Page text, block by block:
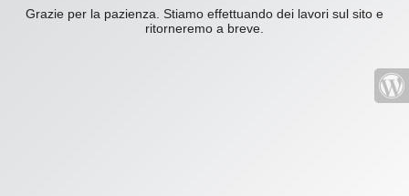
Grazie per la pazienza. Stiamo effettuando dei lavori sul sito e
ritorneremo a breve.